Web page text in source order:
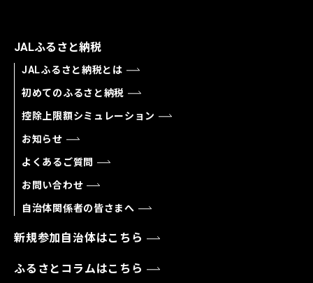
JALふるさと納税
JALふるさと納税とは
初めてのふるさと納税
控除上限額シミュレーション
お知らせ
よくあるご質問
お問い合わせ
自治体関係者の皆さまへ
新規参加自治体はこちら
ふるさとコラムはこちら